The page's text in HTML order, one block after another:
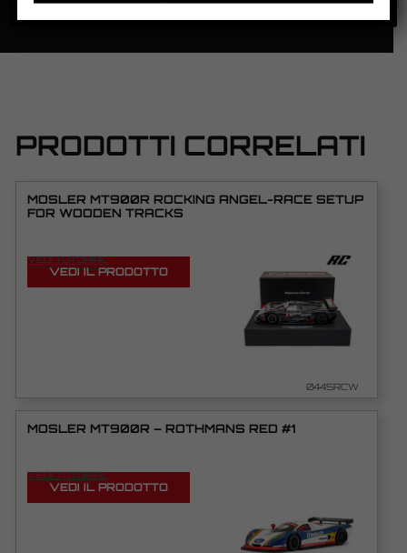
PRODOTTI CORRELATI
MOSLER MT900R ROCKING ANGEL-RACE SETUP
FOR WOODEN TRACKS
VEDI TUTORIAL
VEDI IL PRODOTTO
0445RCW
MOSLER MT900R – ROTHMANS RED #1
VEDI TUTORIAL
VEDI IL PRODOTTO